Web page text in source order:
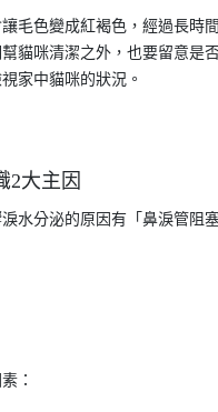
毛色變成紅褐色，經過長時
貓咪清潔之外，也要留意是
家中貓咪的狀況。
2大主因
水分泌的原因有「鼻淚管阻
：